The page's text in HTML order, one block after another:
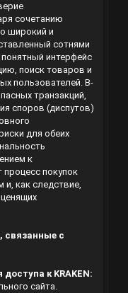
сочетанию
широкий и
сотнями
интерфейс
поиск товаров и
пользователей. В-
транзакций,
споров (диспутов)
для обеих
к
процесс покупок
как следствие,
связанные с
к KRAKEN:
сайта.